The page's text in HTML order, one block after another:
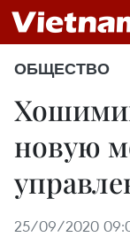
ОБЩЕСТВО
новую
25/09/2020